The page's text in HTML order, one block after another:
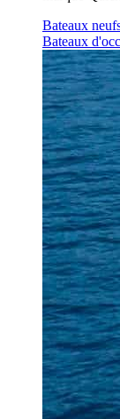
Bateaux
Bateaux